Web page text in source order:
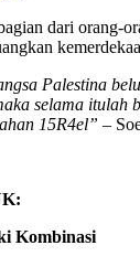
dari orang-
Palestina
selama itulah
15R4el” –
Kombinasi